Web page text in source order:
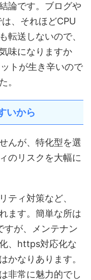
論です。ブログや
、それほどCPU
転送しないので、
味になりますか
トが生き辛いので
。
いから
んが、特化型を選
のリスクを大幅に
ティ対策など、
ます。簡単な所は
すが、メンテナン
、https対応化な
かなりあります。
非常に魅力的でし